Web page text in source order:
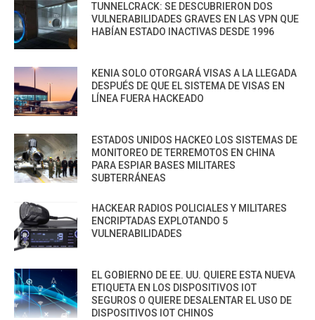
TUNNELCRACK: SE DESCUBRIERON DOS
VULNERABILIDADES GRAVES EN LAS VPN QUE
HABÍAN ESTADO INACTIVAS DESDE 1996
KENIA SOLO OTORGARÁ VISAS A LA LLEGADA
DESPUÉS DE QUE EL SISTEMA DE VISAS EN
LÍNEA FUERA HACKEADO
ESTADOS UNIDOS HACKEO LOS SISTEMAS DE
MONITOREO DE TERREMOTOS EN CHINA
PARA ESPIAR BASES MILITARES
SUBTERRÁNEAS
HACKEAR RADIOS POLICIALES Y MILITARES
ENCRIPTADAS EXPLOTANDO 5
VULNERABILIDADES
EL GOBIERNO DE EE. UU. QUIERE ESTA NUEVA
ETIQUETA EN LOS DISPOSITIVOS IOT
SEGUROS O QUIERE DESALENTAR EL USO DE
DISPOSITIVOS IOT CHINOS